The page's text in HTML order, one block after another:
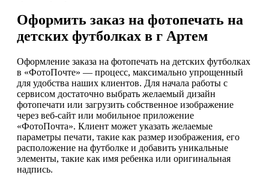
Оформить заказ на фотопечать на
детских футболках в г Артем
Оформление заказа на фотопечать на детских футболках
в «ФотоПочте» — процесс, максимально упрощенный
для удобства наших клиентов. Для начала работы с
сервисом достаточно выбрать желаемый дизайн
фотопечати или загрузить собственное изображение
через веб-сайт или мобильное приложение
«ФотоПочта». Клиент может указать желаемые
параметры печати, такие как размер изображения, его
расположение на футболке и добавить уникальные
элементы, такие как имя ребенка или оригинальная
надпись.